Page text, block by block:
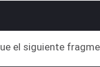
el siguiente